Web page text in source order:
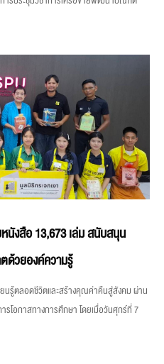
นังสือ 13,673 เล่ม สนับสนุน
ด้วยองค์ความรู้
นรู้ตลอดชีวิตและสร้างคุณค่าคืนสู่สังคม ผ่าน
โอกาสทางการศึกษา โดยเมื่อวันศุกร์ที่ 7